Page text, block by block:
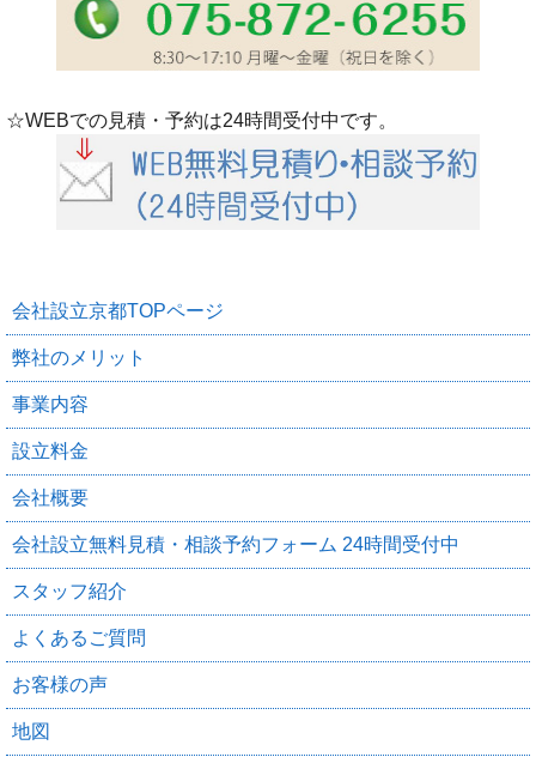
☆WEBでの見積・予約は24時間受付中です。
会社設立京都TOPページ
弊社のメリット
事業内容
設立料金
会社概要
会社設立無料見積・相談予約フォーム 24時間受付中
スタッフ紹介
よくあるご質問
お客様の声
地図